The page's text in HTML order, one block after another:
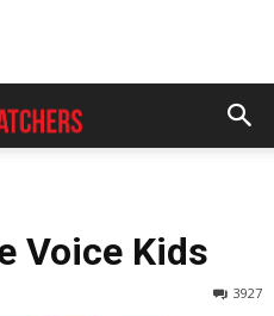
Voice Kids
3927